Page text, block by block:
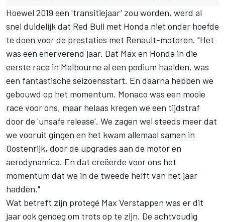
Hoewel 2019 een 'transitiejaar' zou worden, werd al
snel duidelijk dat Red Bull met Honda niet onder hoefde
te doen voor de prestaties met Renault-motoren. "Het
was een enerverend jaar. Dat Max en Honda in die
eerste race in Melbourne al een podium haalden, was
een fantastische seizoensstart. En daarna hebben we
gebouwd op het momentum. Monaco was een mooie
race voor ons, maar helaas kregen we een tijdstraf
door de 'unsafe release'. We zagen wel steeds meer dat
we vooruit gingen en het kwam allemaal samen in
Oostenrijk, door de upgrades aan de motor en
aerodynamica. En dat creëerde voor ons het
momentum dat we in de tweede helft van het jaar
hadden."
Wat betreft zijn protegé Max Verstappen was er dit
jaar ook genoeg om trots op te zijn. De achtvoudig